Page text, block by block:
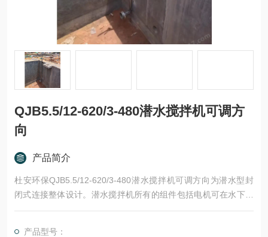
QJB5.5/12-620/3-480潜水搅拌机可调方
向
产品简介
杜安环保QJB5.5/12-620/3-480潜水搅拌机可调方向为潜水型封
闭式连接整体设计。潜水搅拌机所有的组件包括电机可在水下连
续运转。与液体接触的潜水搅拌机主要构件是不锈钢AISI304。
产品型号：